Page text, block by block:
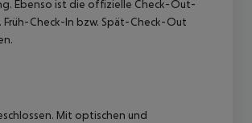
Ebenso ist die offizielle Check-Out-
Früh-Check-In bzw. Spät-Check-Out
Mit optischen und